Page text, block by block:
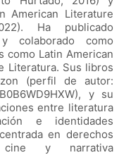
American Literature
Ha publicado
colaborado como
como Latin American
Literatura. Sus libros
(perfil de autor:
y su
entre literatura
e identidades
en derechos
cine y narrativa